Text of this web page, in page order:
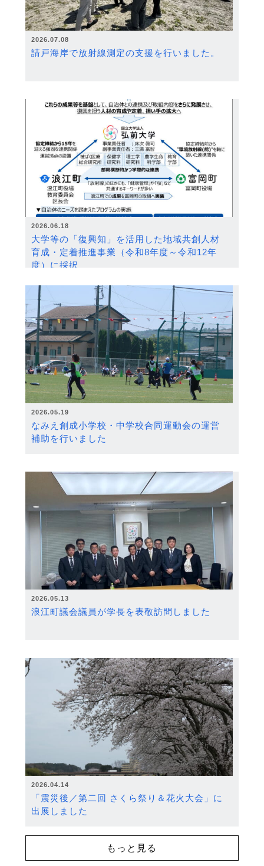
2026.07.08
請戸海岸で放射線測定の支援を行いました。
2026.06.18
大学等の「復興知」を活用した地域共創人材
育成・定着推進事業（令和8年度～令和12年
度）に採択
2026.05.19
なみえ創成小学校・中学校合同運動会の運営
補助を行いました
2026.05.13
浪江町議会議員が学長を表敬訪問しました
2026.04.14
「震災後／第二回 さくら祭り＆花火大会」に
出展しました
もっと見る